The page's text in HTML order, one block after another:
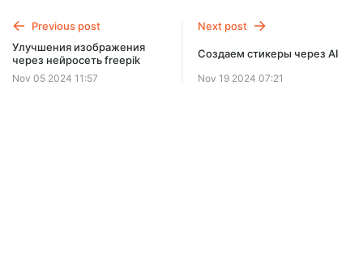
Previous post
Улучшения изображения
через нейросеть freepik
Nov 05 2024 11:57
Next post
Создаем стикеры через AI
Nov 19 2024 07:21